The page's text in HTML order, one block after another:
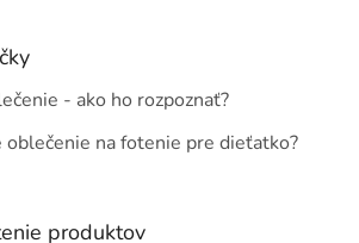
r
v
k
p
- ako ho rozpoznať?
na fotenie pre dieťatko?
produktov